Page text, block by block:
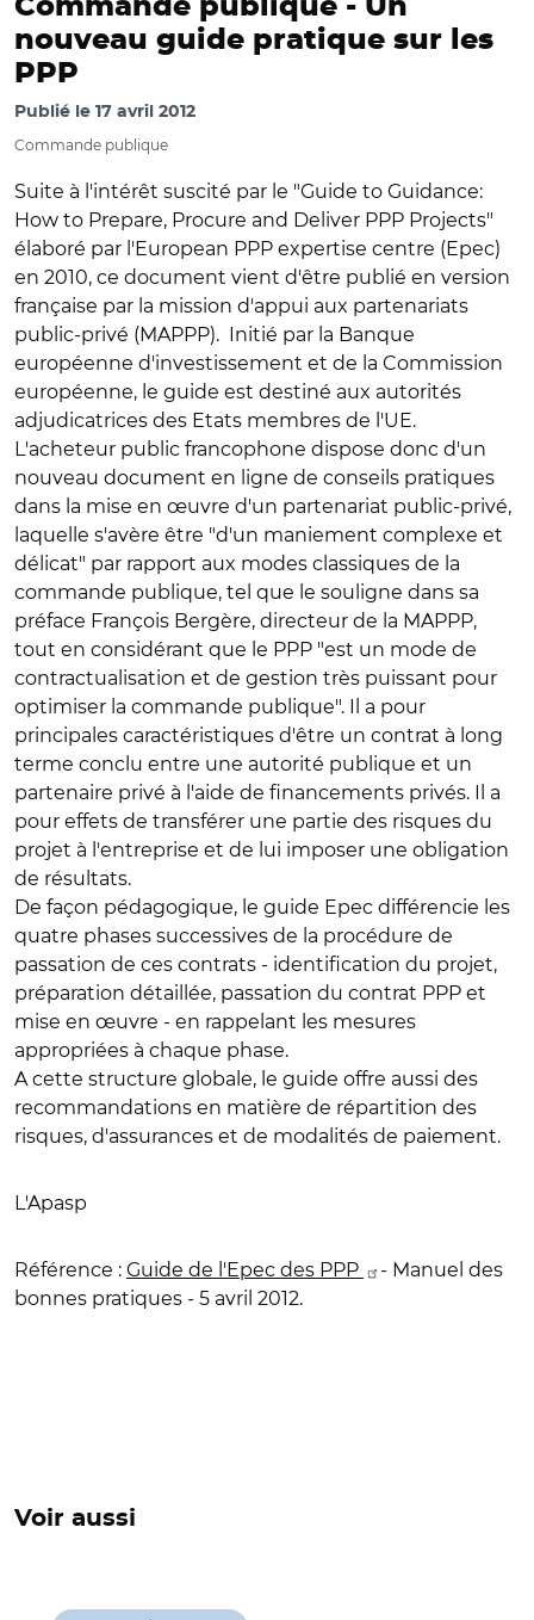
Commande publique - Un
nouveau guide pratique sur les
PPP
Publié le 17 avril 2012
Commande publique
Suite à l'intérêt suscité par le "Guide to Guidance:
How to Prepare, Procure and Deliver PPP Projects"
élaboré par l'European PPP expertise centre (Epec)
en 2010, ce document vient d'être publié en version
française par la mission d'appui aux partenariats
public-privé (MAPPP). Initié par la Banque
européenne d'investissement et de la Commission
européenne, le guide est destiné aux autorités
adjudicatrices des Etats membres de l'UE.
L'acheteur public francophone dispose donc d'un
nouveau document en ligne de conseils pratiques
dans la mise en œuvre d'un partenariat public-privé,
laquelle s'avère être "d'un maniement complexe et
délicat" par rapport aux modes classiques de la
commande publique, tel que le souligne dans sa
préface François Bergère, directeur de la MAPPP,
tout en considérant que le PPP "est un mode de
contractualisation et de gestion très puissant pour
optimiser la commande publique". Il a pour
principales caractéristiques d'être un contrat à long
terme conclu entre une autorité publique et un
partenaire privé à l'aide de financements privés. Il a
pour effets de transférer une partie des risques du
projet à l'entreprise et de lui imposer une obligation
de résultats.
De façon pédagogique, le guide Epec différencie les
quatre phases successives de la procédure de
passation de ces contrats - identification du projet,
préparation détaillée, passation du contrat PPP et
mise en œuvre - en rappelant les mesures
appropriées à chaque phase.
A cette structure globale, le guide offre aussi des
recommandations en matière de répartition des
risques, d'assurances et de modalités de paiement.
L'Apasp
Référence : Guide de l'Epec des PPP
- Manuel des
bonnes pratiques - 5 avril 2012.
Voir aussi